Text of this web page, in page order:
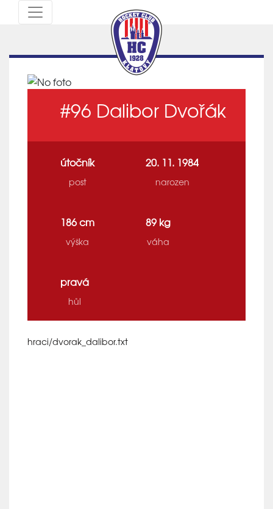
#96 Dalibor Dvořák
útočník
post
20. 11. 1984
narozen
186 cm
výška
89 kg
váha
pravá
hůl
hraci/dvorak_dalibor.txt